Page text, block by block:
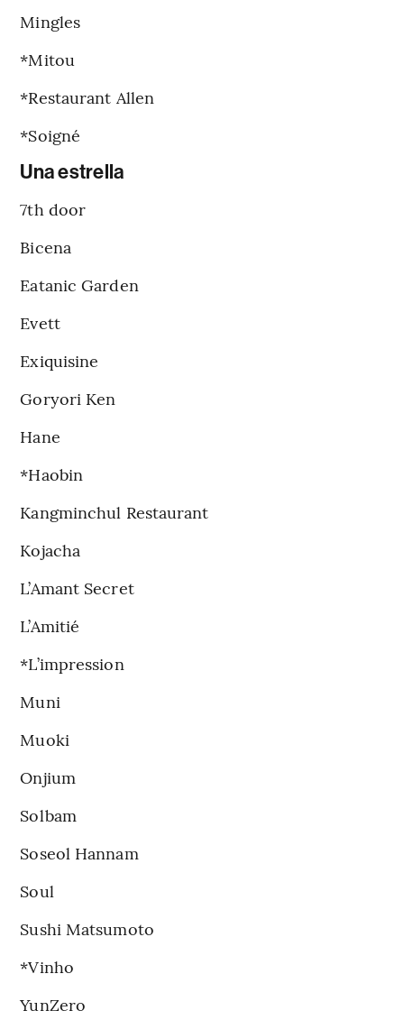
Mingles
*Mitou
*Restaurant Allen
*Soigné
Una estrella
7th door
Bicena
Eatanic Garden
Evett
Exiquisine
Goryori Ken
Hane
*Haobin
Kangminchul Restaurant
Kojacha
L’Amant Secret
L’Amitié
*L’impression
Muni
Muoki
Onjium
Solbam
Soseol Hannam
Soul
Sushi Matsumoto
*Vinho
YunZero